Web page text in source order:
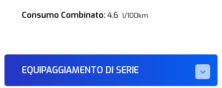
Consumo Combinato: 4.6 l/100km
EQUIPAGGIAMENTO DI SERIE